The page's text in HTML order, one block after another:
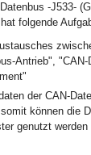
-J533-
folgende
Antrieb",
der CAN-
können die
genutzt werden